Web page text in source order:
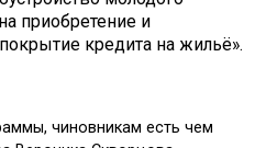
приобретение и
кредита на жильё».
чиновникам есть чем